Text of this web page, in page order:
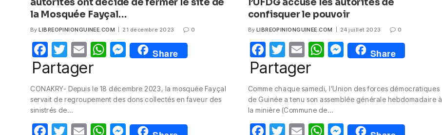
la Mosquée Fayçal…
By LIBREOPINIONGUINEE.COM 21 décembre 2023 0
F
a
e
b
o
T
w
itt
er
E
m
W
s
p
M
e
e
g
Share
Partager
CONAKRY- Depuis le 18 décembre 2023, la mosquée Fayçal
servait de regroupement des dons collectés en faveur des
sinistrés de…
F
T
E
W M
confisquer le pouvoir
By LIBREOPINIONGUINEE.COM 24 juillet 2023 0
F
a
e
b
o
T
w
itt
er
E
m
W
s
A
p
M
e
e
g
Share
Partager
Comme chaque samedi, l’Union des forces démocratiques
de Guinée a tenu son assemblée générale hebdomadaire à
la minière (Commune de…
F T E W M